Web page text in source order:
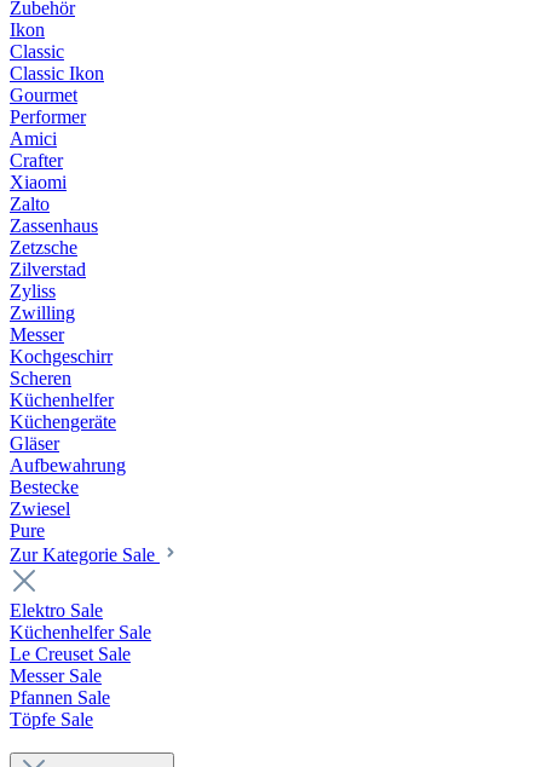
Zubehör
Ikon
Classic
Classic Ikon
Gourmet
Performer
Amici
Crafter
Xiaomi
Zalto
Zassenhaus
Zetzsche
Zilverstad
Zyliss
Zwilling
Messer
Kochgeschirr
Scheren
Küchenhelfer
Küchengeräte
Gläser
Aufbewahrung
Bestecke
Zwiesel
Pure
Zur Kategorie Sale
Elektro Sale
Küchenhelfer Sale
Le Creuset Sale
Messer Sale
Pfannen Sale
Töpfe Sale